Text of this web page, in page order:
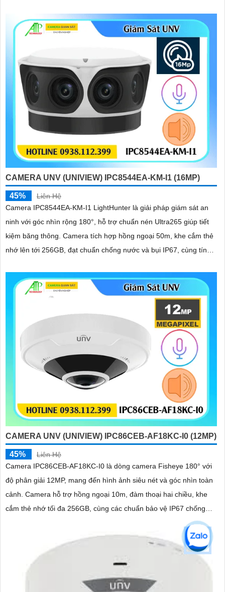
nhà và ngoài trời
CAMERA UNV (UNIVIEW) IPC8544EA-KM-I1 (16MP)
45%
Liên Hệ
Camera IPC8544EA-KM-I1 LightHunter là giải pháp giám sát an
ninh với góc nhìn rộng 180°, hỗ trợ chuẩn nén Ultra265 giúp tiết
kiệm băng thông. Camera tích hợp hồng ngoại 50m, khe cắm thẻ
nhớ lên tới 256GB, đạt chuẩn chống nước và bụi IP67, cùng tính
dàng lắp đặt và sử dụng hiệu quả
CAMERA UNV (UNIVIEW) IPC86CEB-AF18KC-I0 (12MP)
45%
Liên Hệ
Camera IPC86CEB-AF18KC-I0 là dòng camera Fisheye 180° với
độ phân giải 12MP, mang đến hình ảnh siêu nét và góc nhìn toàn
cảnh. Camera hỗ trợ hồng ngoại 10m, đàm thoại hai chiều, khe
cắm thẻ nhớ tối đa 256GB, cùng các chuẩn bảo vệ IP67 chống